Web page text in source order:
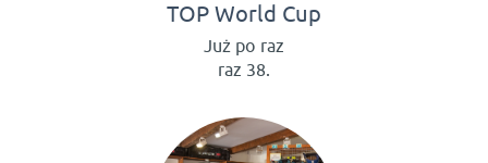
TOP World Cup
Już po raz
raz 38.